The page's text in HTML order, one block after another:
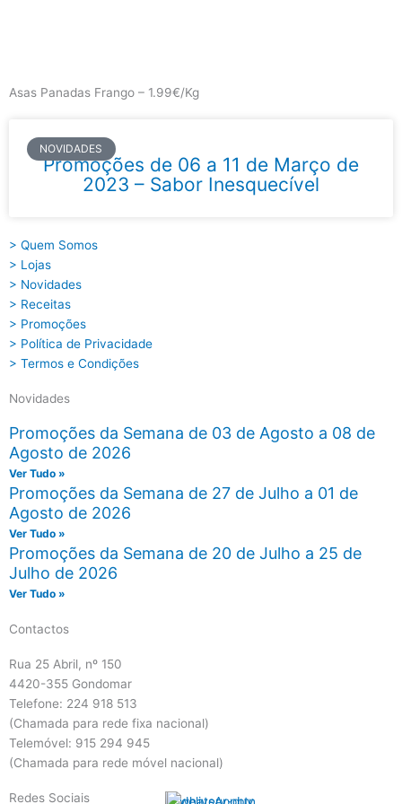
Asas Panadas Frango – 1.99€/Kg
NOVIDADES
Promoções de 06 a 11 de Março de
2023 – Sabor Inesquecível
> Quem Somos
> Lojas
> Novidades
> Receitas
> Promoções
> Política de Privacidade
> Termos e Condições
Novidades
Promoções da Semana de 03 de Agosto a 08 de
Agosto de 2026
Ver Tudo »
Promoções da Semana de 27 de Julho a 01 de
Agosto de 2026
Ver Tudo »
Promoções da Semana de 20 de Julho a 25 de
Julho de 2026
Ver Tudo »
Contactos
Rua 25 Abril, nº 150
4420-355 Gondomar
Telefone: 224 918 513
(Chamada para rede fixa nacional)
Telemóvel: 915 294 945
(Chamada para rede móvel nacional)
Redes Sociais